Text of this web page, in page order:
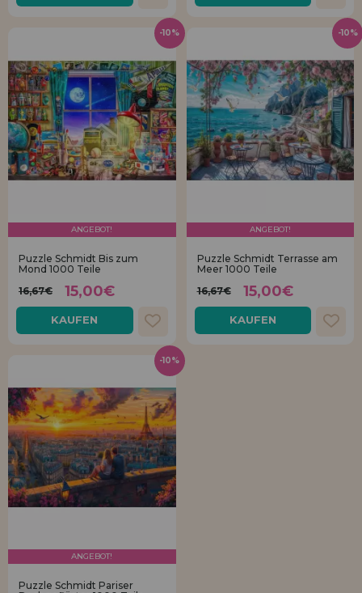
ANGEBOT!
Puzzle Schmidt Bis zum
Mond 1000 Teile
16,67€
15,00€
KAUFEN
-10%
ANGEBOT!
Puzzle Schmidt Terrasse am
Meer 1000 Teile
16,67€
15,00€
KAUFEN
-10%
ANGEBOT!
Puzzle Schmidt Pariser
-10%